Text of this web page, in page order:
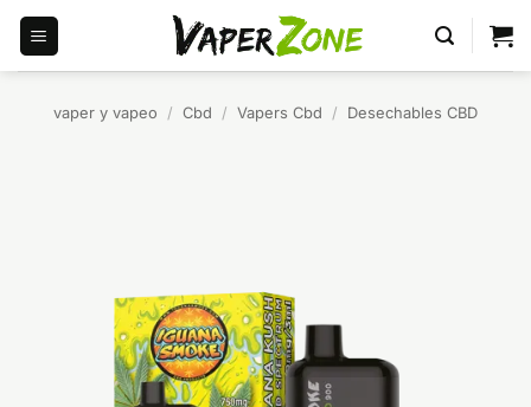
Saltar
contenido
vaper y vapeo / Cbd / Vapers Cbd / Desechables CBD